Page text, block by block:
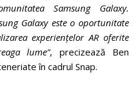
Samsung Galaxy.
Galaxy este o oportunitate
experiențelor AR oferite
lume”, precizează Ben
în cadrul Snap.